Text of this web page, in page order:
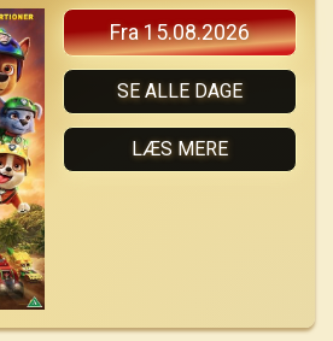
Fra 15.08.2026
SE ALLE DAGE
LÆS MERE